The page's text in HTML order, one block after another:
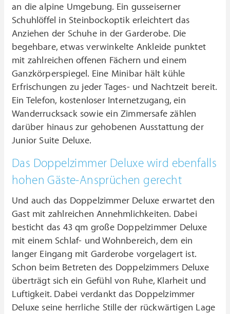
an die alpine Umgebung. Ein gusseiserner
Schuhlöffel in Steinbockoptik erleichtert das
Anziehen der Schuhe in der Garderobe. Die
begehbare, etwas verwinkelte Ankleide punktet
mit zahlreichen offenen Fächern und einem
Ganzkörperspiegel. Eine Minibar hält kühle
Erfrischungen zu jeder Tages- und Nachtzeit bereit.
Ein Telefon, kostenloser Internetzugang, ein
Wanderrucksack sowie ein Zimmersafe zählen
darüber hinaus zur gehobenen Ausstattung der
Junior Suite Deluxe.
Das Doppelzimmer Deluxe wird ebenfalls
hohen Gäste-Ansprüchen gerecht
Und auch das Doppelzimmer Deluxe erwartet den
Gast mit zahlreichen Annehmlichkeiten. Dabei
besticht das 43 qm große Doppelzimmer Deluxe
mit einem Schlaf- und Wohnbereich, dem ein
langer Eingang mit Garderobe vorgelagert ist.
Schon beim Betreten des Doppelzimmers Deluxe
überträgt sich ein Gefühl von Ruhe, Klarheit und
Luftigkeit. Dabei verdankt das Doppelzimmer
Deluxe seine herrliche Stille der rückwärtigen Lage